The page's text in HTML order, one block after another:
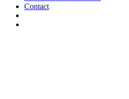
Contact